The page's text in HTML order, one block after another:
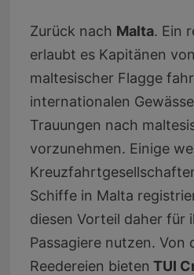
Zurück nach Malta. Ein
erlaubt es Kapitänen
maltesischer Flagge
internationalen
Trauungen nach
vorzunehmen. Einige
Schiffe in Malta
diesen Vorteil daher für
Passagiere nutzen. Von
Reedereien bieten TUI